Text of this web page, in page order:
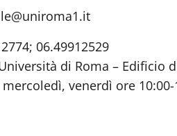
06.49912529
di Roma – Edificio
venerdì ore